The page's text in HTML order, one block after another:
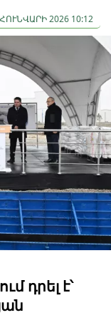
2026 10:12
դրել է՝